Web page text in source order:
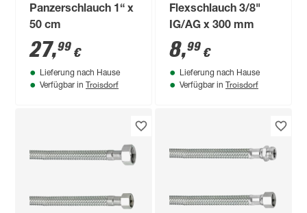
Panzerschlauch 1“ x
50 cm
27,99 €
Lieferung nach Hause
Verfügbar in Troisdorf
Flexschlauch 3/8"
IG/AG x 300 mm
8,99 €
Lieferung nach Hause
Verfügbar in Troisdorf